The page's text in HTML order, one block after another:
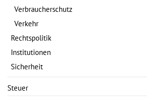
Verbraucherschutz
Verkehr
Rechtspolitik
Institutionen
Sicherheit
Steuer